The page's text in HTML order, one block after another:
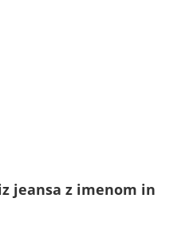
jeansa z imenom in